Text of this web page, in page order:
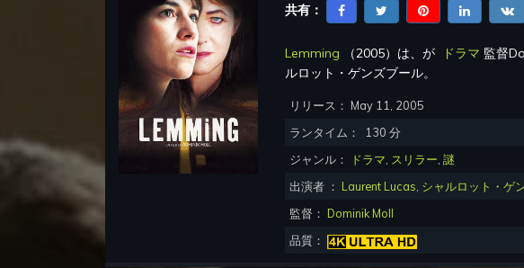
共有：
Lemming （2005）は、が ドラマ 監督
ルロット・ゲンズブール。
リリース： May 11, 2005
ランタイム： 130 分
ジャンル：
ドラマ, スリラー, 謎
出演者 ： Laurent Lucas, シャルロット・ゲ
監督： Dominik Moll
品質：